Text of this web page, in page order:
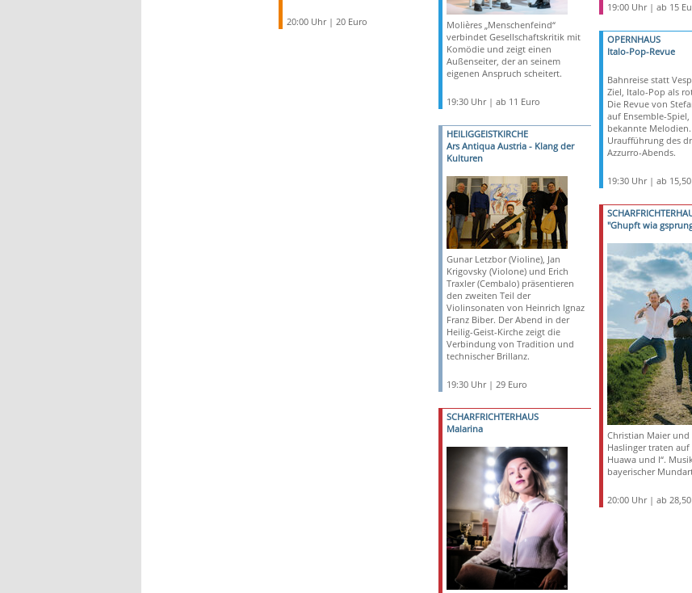
20:00 Uhr | 20 Euro
Molières „Menschenfeind“
verbindet Gesellschaftskritik mit
Komödie und zeigt einen
Außenseiter, der an seinem
eigenen Anspruch scheitert.
19:30 Uhr | ab 11 Euro
HEILIGGEISTKIRCHE
Ars Antiqua Austria - Klang der
Kulturen
Gunar Letzbor (Violine), Jan
Krigovsky (Violone) und Erich
Traxler (Cembalo) präsentieren
den zweiten Teil der
Violinsonaten von Heinrich Ignaz
Franz Biber. Der Abend in der
Heilig-Geist-Kirche zeigt die
Verbindung von Tradition und
technischer Brillanz.
19:30 Uhr | 29 Euro
SCHARFRICHTERHAUS
Malarina
19:00 Uhr | ab 15
OPERNHAUS
Italo-Pop-Revue
Bahnreise statt
Ziel, Italo-Pop als
Die Revue von
auf Ensemble-Spiel,
bekannte Melodien.
Uraufführung des
Azzurro-Abends.
19:30 Uhr | ab
"Ghupft wia
Christian Maier und
Haslinger traten auf
Huawa und I“.
bayerischer
20:00 Uhr | ab